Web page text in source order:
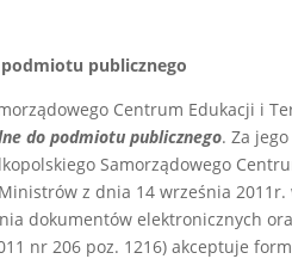
podmiotu publicznego
Centrum Edukacji i
do podmiotu publicznego. Za
Samorządowego
z dnia 14 września
dokumentów elektronicznych
nr 206 poz. 1216) akceptuje